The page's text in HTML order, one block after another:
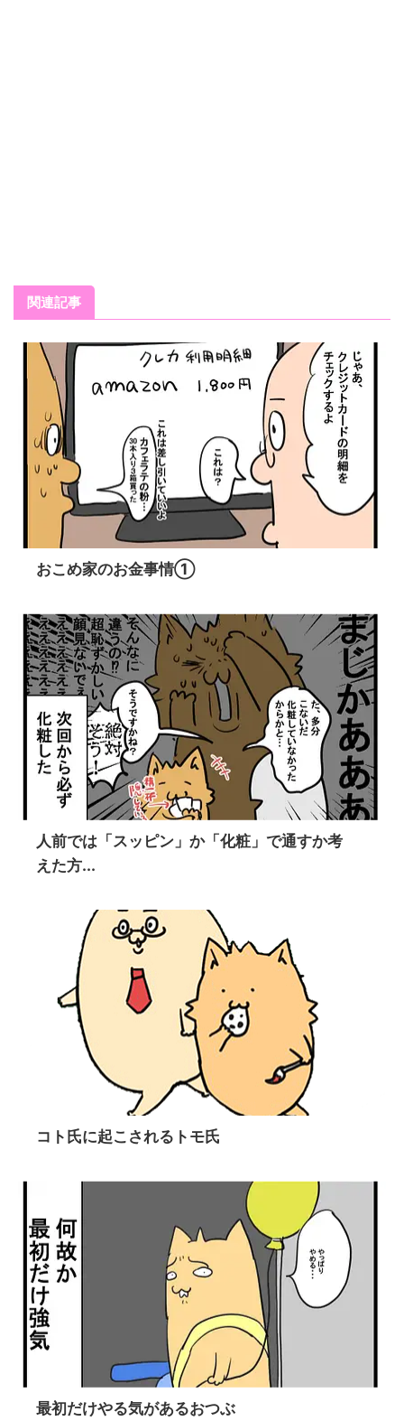
関連記事
おこめ家のお金事情①
人前では「スッピン」か「化粧」で通すか考
えた方...
コト氏に起こされるトモ氏
最初だけやる気があるおつぶ